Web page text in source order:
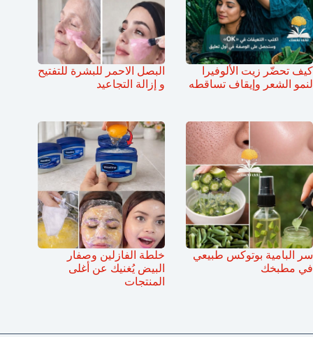
كيف تحضّر زيت الألوفيرا
لنمو الشعر وإيقاف تساقطه
البصل الاحمر للبشرة للتفتيح
و إزالة التجاعيد
سر البامية بوتوكس طبيعي
في مطبخك
خلطة الفازلين وصفار
البيض يُغنيك عن أغلى
المنتجات